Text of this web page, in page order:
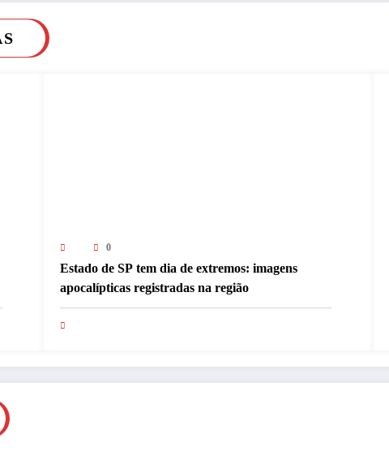
0
Estado de SP tem dia de extremos: imagens
apocalípticas registradas na região